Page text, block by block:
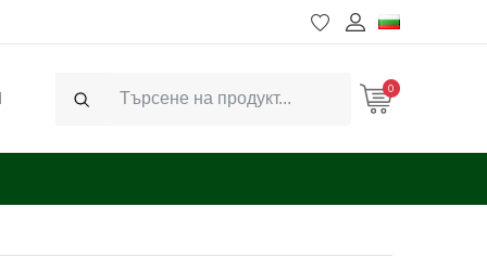
Search
0